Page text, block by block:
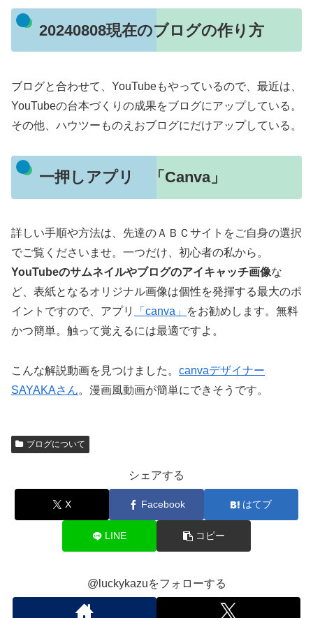
20240808現在のブログの作り方
ブログと合わせて、YouTubeもやっているので、最近は、
YouTubeの台本づくりの成果をブログにアップしている。
その他、ハウツーものえおブログにだけアップしている。
一押しアプリ 「Canva」
詳しい手順や方法は、先達のＡＢＣサイトをご自身の選択
でご覧くださいませ。一つだけ、初心者の私から。
YouTubeのサムネイルやブログのアイキャッチ画像な
ど、表紙となるオリジナル画像は個性を発揮する最大のポ
イントですので、アプリ
「canva」
をお勧めします。無料
かつ簡単。触って覚えるには最適ですよ。
こんな解説動画を見つけました。 canvaデザイナー
SAYAKAさん。漫画風動画が簡単にできそうです。
ブログについて
シェアする
X Facebook はてブ
LINE コピー
@luckykazuをフォローする